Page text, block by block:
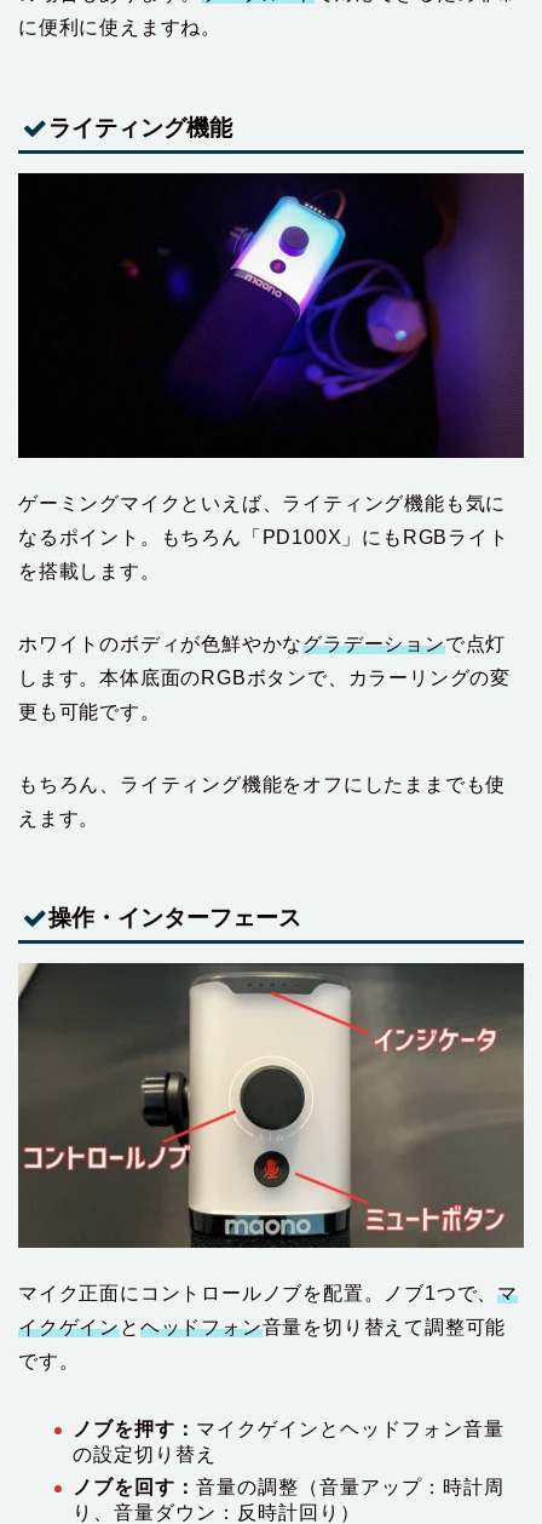
に便利に使えますね。
ライティング機能
ゲーミングマイクといえば、ライティング機能も気に
なるポイント。もちろん「PD100X」にもRGBライト
を搭載します。
ホワイトのボディが色鮮やかなグラデーションで点灯
します。本体底面のRGBボタンで、カラーリングの変
更も可能です。
もちろん、ライティング機能をオフにしたままでも使
えます。
操作・インターフェース
マイク正面にコントロールノブを配置。ノブ1つで、マ
イクゲインと ヘッドフォン音量を切り替えて調整可能
です。
ノブを押す： マイクゲインとヘッドフォン音量
の設定切り替え
ノブを回す： 音量の調整（音量アップ：時計周
り、音量ダウン：反時計回り）